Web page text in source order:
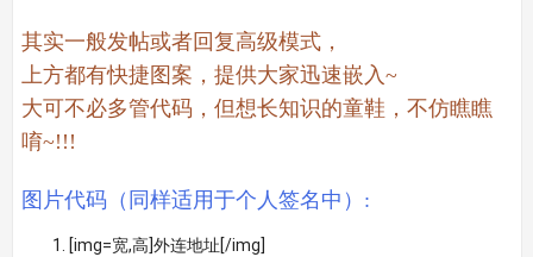
其实一般发帖或者回复高级模式，
上方都有快捷图案，提供大家迅速嵌入~
大可不必多管代码，但想长知识的童鞋，不仿瞧瞧
唷~!!!
图片代码（同样适用于个人签名中）:
[img=宽,高]外连地址[/img]